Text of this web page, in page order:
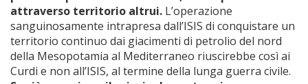
attraverso territorio altrui. L’operazione
sanguinosamente intrapresa dall’ISIS di conquistare un
territorio continuo dai giacimenti di petrolio del nord
della Mesopotamia al Mediterraneo riuscirebbe così ai
Curdi e non all’ISIS, al termine della lunga guerra civile.